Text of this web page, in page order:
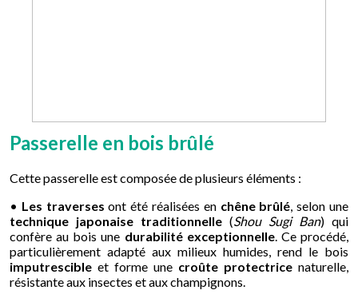
Passerelle en bois brûlé
Cette passerelle est composée de plusieurs éléments :
• Les traverses ont été réalisées en chêne brûlé , selon une
technique japonaise traditionnelle (Shou Sugi Ban) qui
confère au bois une durabilité exceptionnelle. Ce procédé,
particulièrement adapté aux milieux humides, rend le bois
imputrescible et forme une croûte protectrice naturelle,
résistante aux insectes et aux champignons.